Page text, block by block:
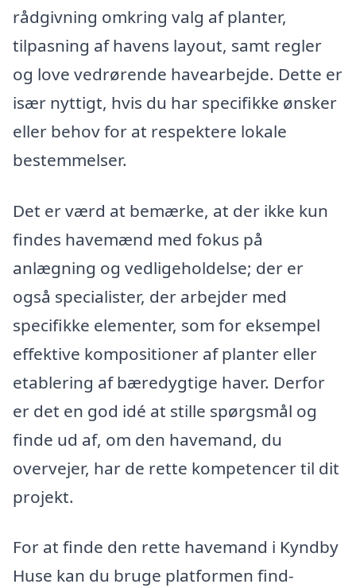
rådgivning omkring valg af planter,
tilpasning af havens layout, samt regler
og love vedrørende havearbejde. Dette er
især nyttigt, hvis du har specifikke ønsker
eller behov for at respektere lokale
bestemmelser.
Det er værd at bemærke, at der ikke kun
findes havemænd med fokus på
anlægning og vedligeholdelse; der er
også specialister, der arbejder med
specifikke elementer, som for eksempel
effektive kompositioner af planter eller
etablering af bæredygtige haver. Derfor
er det en god idé at stille spørgsmål og
finde ud af, om den havemand, du
overvejer, har de rette kompetencer til dit
projekt.
For at finde den rette havemand i Kyndby
Huse kan du bruge platformen find-